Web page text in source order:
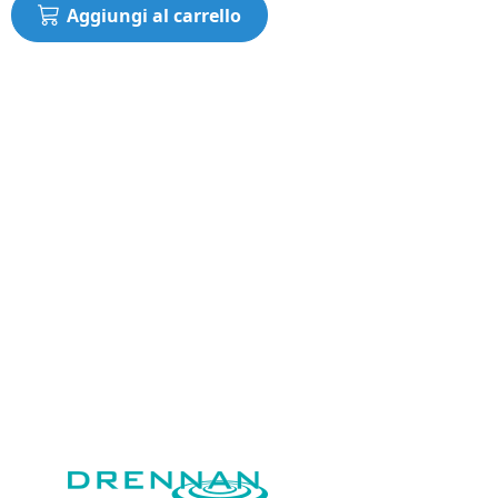
Aggiungi al carrello